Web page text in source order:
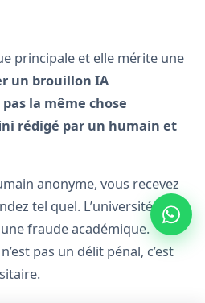
principale et elle mérite une
un brouillon IA
la même chose
rédigé par un humain et
anonyme, vous recevez
tel quel. L’université
fraude académique.
pas un délit pénal, c’est